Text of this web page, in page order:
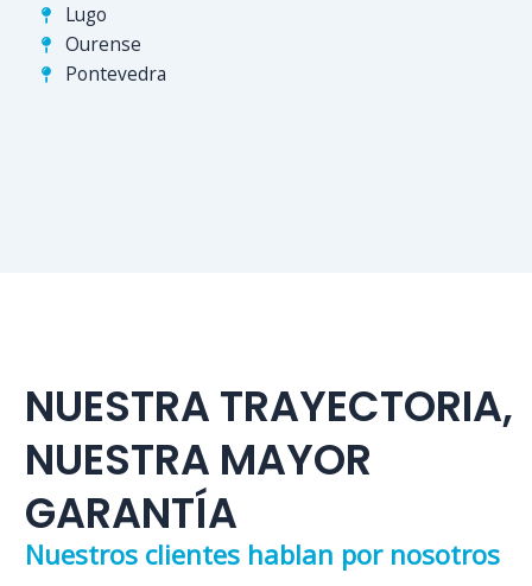
Lugo
Ourense
Pontevedra
NUESTRA TRAYECTORIA,
NUESTRA MAYOR
GARANTÍA
Nuestros clientes hablan por nosotros